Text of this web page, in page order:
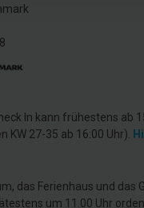
In kann frühestens ab
KW 27-35 ab 16:00 Uhr).
das Ferienhaus und das
um 11.00 Uhr